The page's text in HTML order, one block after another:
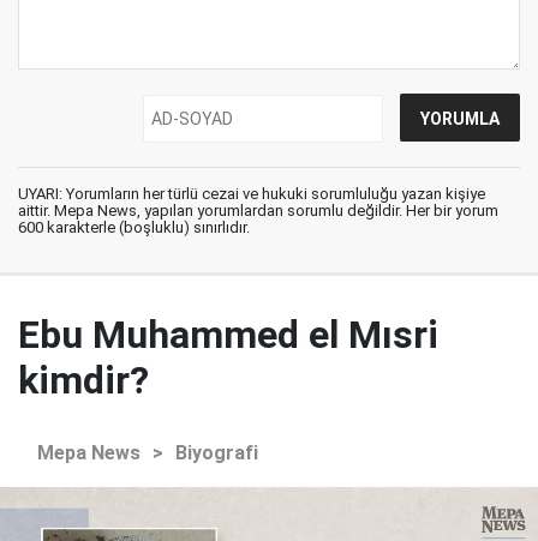
UYARI: Yorumların her türlü cezai ve hukuki sorumluluğu yazan kişiye
aittir. Mepa News, yapılan yorumlardan sorumlu değildir. Her bir yorum
600 karakterle (boşluklu) sınırlıdır.
Ebu Muhammed el Mısri
kimdir?
Mepa News > Biyografi